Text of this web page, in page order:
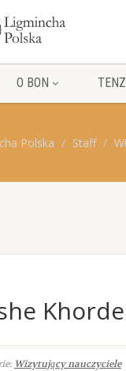
O BON
Polska Staff
Wizytujący nauczyciele